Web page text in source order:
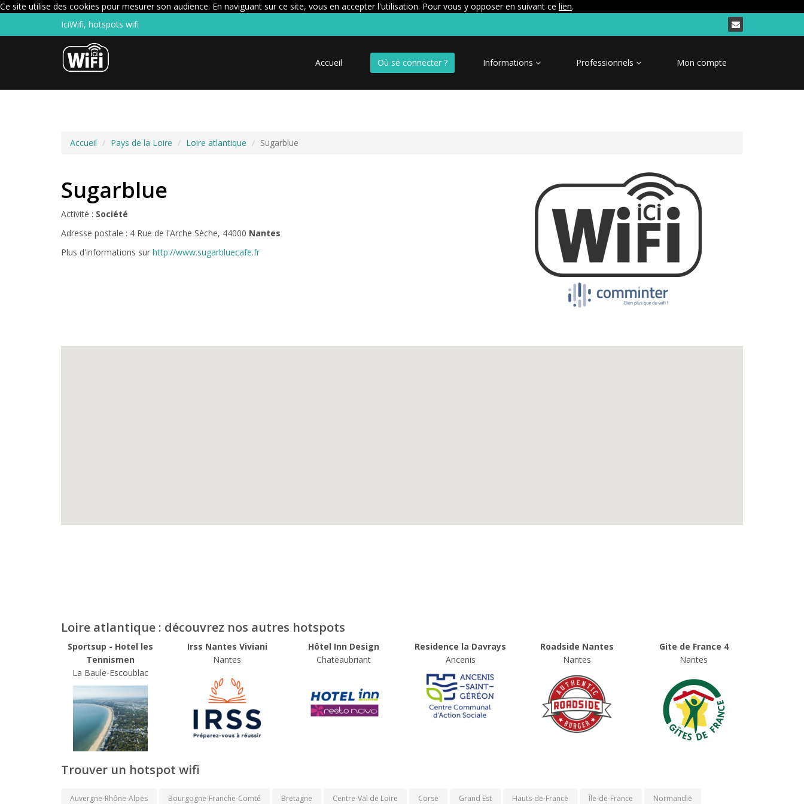
Ce site utilise des cookies pour mesurer son audience. En naviguant sur ce site, vous en accepter l'utilisation. Pour vous y opposer en suivant ce lien.
IciWifi, hotspots wifi
Accueil Où se connecter ? Informations Professionnels Mon compte
Accueil Pays de la Loire Loire atlantique Sugarblue
Sugarblue
Activité : Société
Adresse postale : 4 Rue de l'Arche Sèche, 44000 Nantes
Plus d'informations sur http://www.sugarbluecafe.fr
Loire atlantique : découvrez nos autres hotspots
Sportsup - Hotel les
Tennismen
La Baule-Escoublac
Irss Nantes Viviani
Nantes
Hôtel Inn Design
Chateaubriant
Residence la Davrays
Ancenis
Roadside Nantes
Nantes
Gite de France 4
Nantes
Trouver un hotspot wifi
Auvergne-Rhône-Alpes Bourgogne-Franche-Comté Bretagne Centre-Val de Loire Corse Grand Est Hauts-de-France Île-de-France Normandie